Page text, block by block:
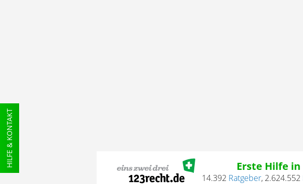
HILFE & KONTAKT Erste Hilfe in
14.392 Ratgeber, 2.624.552